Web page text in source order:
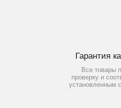
Гарантия
Все товары
проверку и
установленным